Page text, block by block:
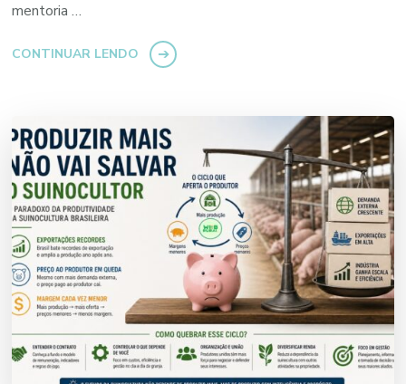
mentoria …
CONTINUAR LENDO